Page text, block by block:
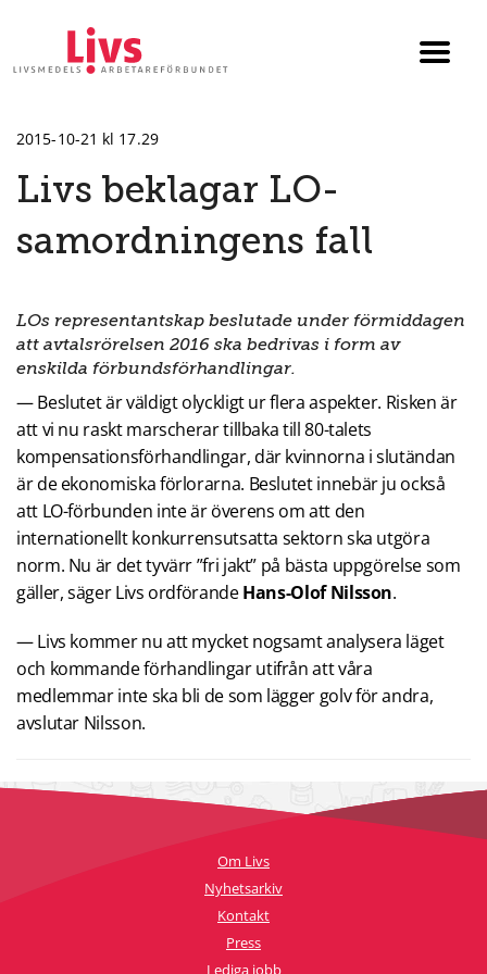
2015-10-21 kl 17.29
Livs beklagar LO-
samordningens fall
LOs representantskap beslutade under förmiddagen
att avtalsrörelsen 2016 ska bedrivas i form av
enskilda förbundsförhandlingar.
— Beslutet är väldigt olyckligt ur flera aspekter. Risken är
att vi nu raskt marscherar tillbaka till 80-talets
kompensationsförhandlingar, där kvinnorna i slutändan
är de ekonomiska förlorarna. Beslutet innebär ju också
att LO-förbunden inte är överens om att den
internationellt konkurrensutsatta sektorn ska utgöra
norm. Nu är det tyvärr ”fri jakt” på bästa uppgörelse som
gäller, säger Livs ordförandeHans-Olof Nilsson.
— Livs kommer nu att mycket nogsamt analysera läget
och kommande förhandlingar utifrån att våra
medlemmar inte ska bli de som lägger golv för andra,
avslutar Nilsson.
Om Livs
Nyhetsarkiv
Kontakt
Press
Lediga jobb